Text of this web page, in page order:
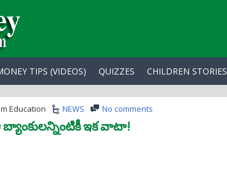
TIPS (VIDEOS) QUIZZES CHILDREN STORIES
Education NEWS No comments
ఇక వాటా!